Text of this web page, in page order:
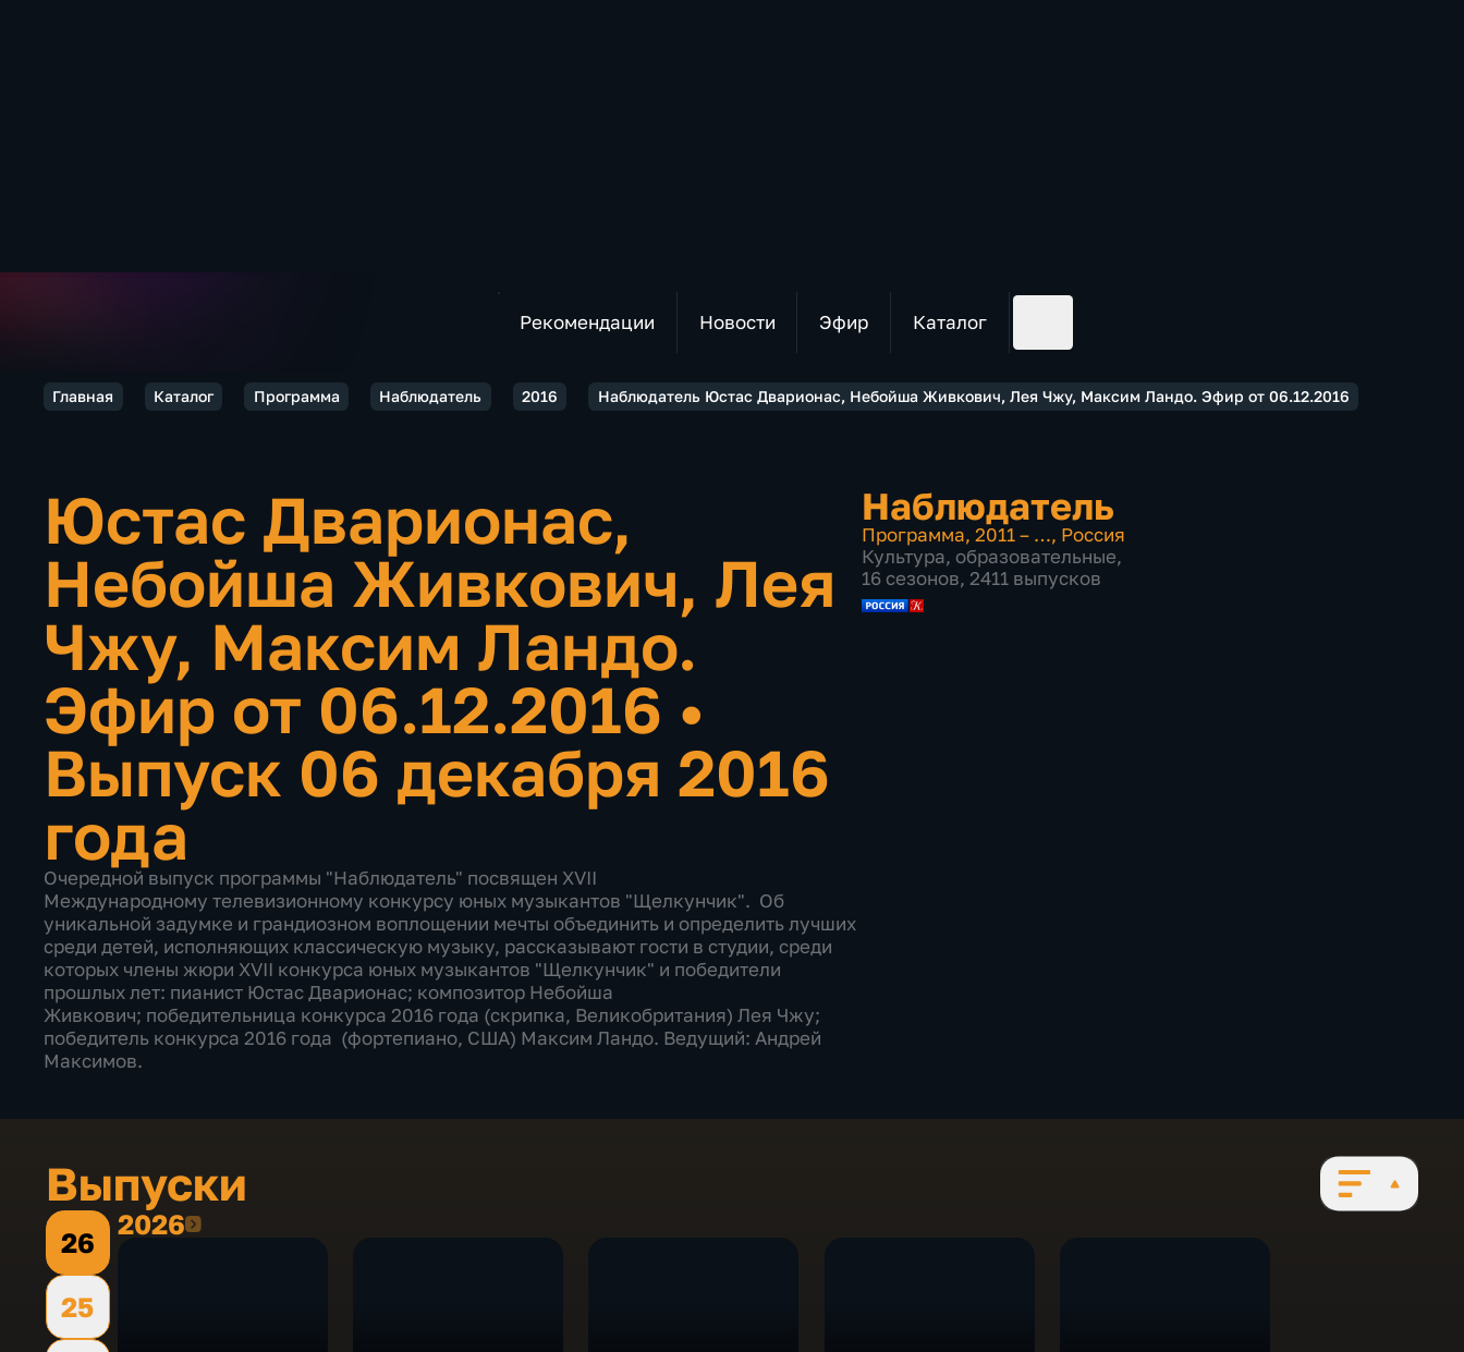
Рекомендации Новости Эфир Каталог
Главная Каталог Программа Наблюдатель 2016 Наблюдатель Юстас Дварионас, Небойша Живкович, Лея Чжу, Максим Ландо. Эфир от 06.12.2016
Юстас Дварионас,
Небойша Живкович, Лея
Чжу, Максим Ландо.
Эфир от 06.12.2016 •
Выпуск 06 декабря 2016
года
Очередной выпуск программы "Наблюдатель" посвящен XVII
Международному телевизионному конкурсу юных музыкантов "Щелкунчик". Об
уникальной задумке и грандиозном воплощении мечты объединить и определить лучших
среди детей, исполняющих классическую музыку, рассказывают гости в студии, среди
которых члены жюри XVII конкурса юных музыкантов "Щелкунчик" и победители
прошлых лет: пианист Юстас Дварионас; композитор Небойша
Живкович; победительница конкурса 2016 года (скрипка, Великобритания) Лея Чжу;
победитель конкурса 2016 года (фортепиано, США) Максим Ландо. Ведущий: Андрей
Максимов.
Наблюдатель
Программа, 2011 – …, Россия
Культура, образовательные,
16 сезонов, 2411 выпусков
Выпуски
26
25
20262026